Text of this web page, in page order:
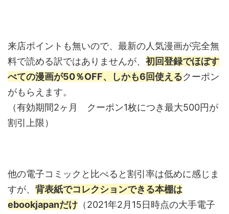
来店ポイントも無いので、最新の人気漫画が完全無
料で読める訳ではありませんが、 初回登録でほぼす
べての漫画が50％OFF、しかも6回使えるクーポン
がもらえます。
（有効期間2ヶ月 クーポン1枚につき最大500円が
割引上限）
他の電子コミックと比べると割引率は低めに感じま
すが、 背表紙でコレクションできる本棚は
ebookjapanだけ （2021年2月15日時点の大手電子